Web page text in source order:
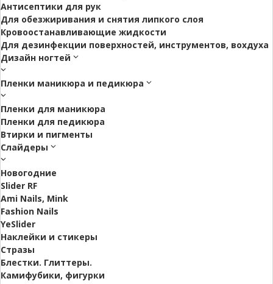
Антисептики для рук
Для обезжиривания и снятия липкого слоя
Кровоостанавливающие жидкости
Для дезинфекции поверхностей, инструментов, вохдуха
Дизайн ногтей
Пленки маникюра и педикюра
Пленки для маникюра
Пленки для педикюра
Втирки и пигменты
Слайдеры
Новогодние
Slider RF
Ami Nails, Mink
Fashion Nails
YeSlider
Наклейки и стикеры
Стразы
Блестки. Глиттеры.
Камифубики, фигурки